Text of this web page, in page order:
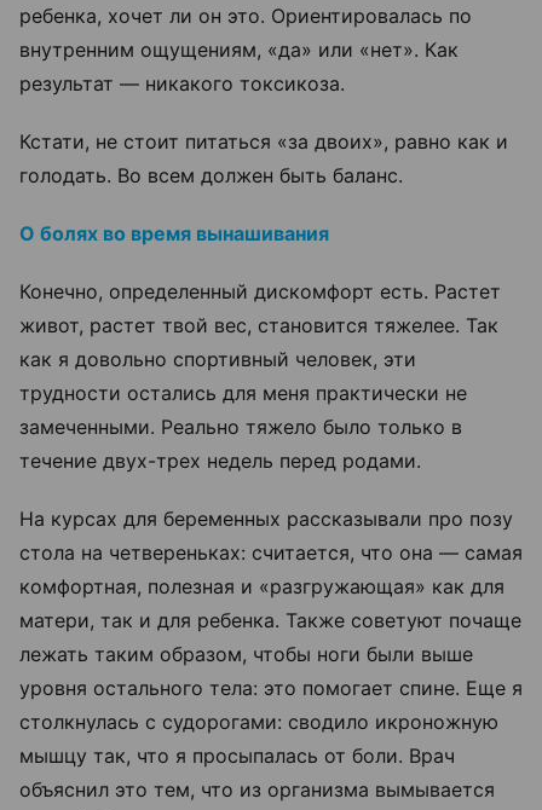
ребенка, хочет ли он это. Ориентировалась по
внутренним ощущениям, «да» или «нет». Как
результат — никакого токсикоза.
Кстати, не стоит питаться «за двоих», равно как и
голодать. Во всем должен быть баланс.
О болях во время вынашивания
Конечно, определенный дискомфорт есть. Растет
живот, растет твой вес, становится тяжелее. Так
как я довольно спортивный человек, эти
трудности остались для меня практически не
замеченными. Реально тяжело было только в
течение двух-трех недель перед родами.
На курсах для беременных рассказывали про позу
стола на четвереньках: считается, что она — самая
комфортная, полезная и «разгружающая» как для
матери, так и для ребенка. Также советуют почаще
лежать таким образом, чтобы ноги были выше
уровня остального тела: это помогает спине. Еще я
столкнулась с судорогами: сводило икроножную
мышцу так, что я просыпалась от боли. Врач
объяснил это тем, что из организма вымывается